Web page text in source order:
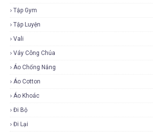
Tập Gym
Tập Luyện
Vali
Váy Công Chúa
Áo Chống Nắng
Áo Cotton
Áo Khoác
Đi Bộ
Đi Lại